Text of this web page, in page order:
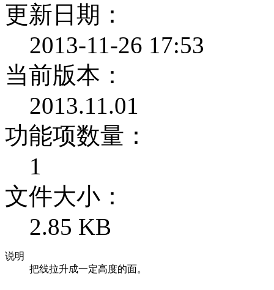
更新日期：
2013-11-26 17:53
当前版本：
2013.11.01
功能项数量：
1
文件大小：
2.85 KB
说明
把线拉升成一定高度的面。